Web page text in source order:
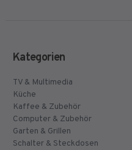
Kategorien
TV & Multimedia
Küche
Kaffee & Zubehör
Computer & Zubehör
Garten & Grillen
Schalter & Steckdosen